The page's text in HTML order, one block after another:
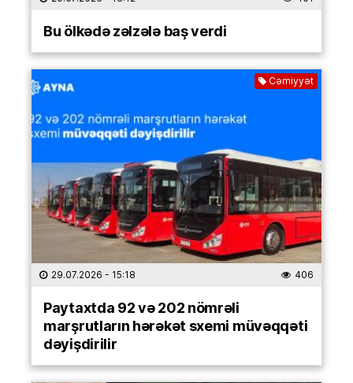
Bu ölkədə zəlzələ baş verdi
Cəmiyyət
29.07.2026 - 15:18 406
Paytaxtda 92 və 202 nömrəli
marşrutların hərəkət sxemi müvəqqəti
dəyişdirilir